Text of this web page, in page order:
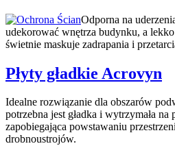
Odporna na
udekorować wnętrza budynku, a
świetnie maskuje zadrapania i
Płyty gładkie Acrovyn
Idealne rozwiązanie dla obszarów
potrzebna jest gładka i wytrzymała
zapobiegająca powstawaniu
drobnoustrojów.